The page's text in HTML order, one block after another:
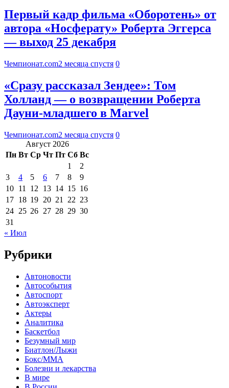
Первый кадр фильма «Оборотень» от
автора «Носферату» Роберта Эггерса
— выход 25 декабря
Чемпионат.com2 месяца спустя 0
«Сразу рассказал Зендее»: Том
Холланд — о возвращении Роберта
Дауни-младшего в Marvel
Чемпионат.com2 месяца спустя 0
Август 2026
Пн Вт Ср Чт Пт Сб Вс
1
2
3
4 5 6 7 8
9
10 11 12 13 14 15 16
17 18 19 20 21 22 23
24 25 26 27 28 29 30
31
« Июл
Рубрики
Автоновости
Автособытия
Автоспорт
Автоэксперт
Актеры
Аналитика
Баскетбол
Безумный мир
Биатлон/Лыжи
Бокс/MMA
Болезни и лекарства
В мире